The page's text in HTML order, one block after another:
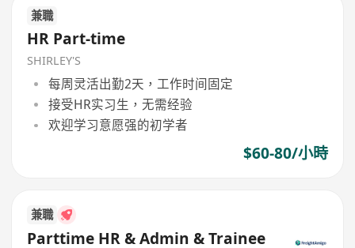
兼職
HR Part-time
SHIRLEY'S
每周灵活出勤2天，工作时间固定
接受HR实习生，无需经验
欢迎学习意愿强的初学者
$60-80/小時
兼職
Parttime HR & Admin & Trainee